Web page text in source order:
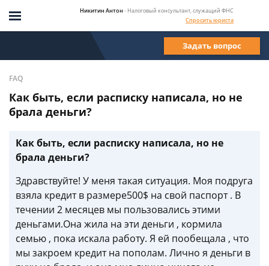
Никитин Антон - Налоговый консультант, служащий ФНС
Спросить юриста
Задать вопрос
FAQ
Как быть, если расписку написала, но не
брала деньги?
Как быть, если расписку написала, но не
брала деньги?
Здравствуйте! У меня такая ситуация. Моя подруга
взяла кредит в размере500$ на свой паспорт . В
течении 2 месяцев мы пользовались этими
деньгами.Она жила на эти деньги , кормила
семью , пока искала работу. Я ей пообещала , что
мы закроем кредит на пополам. Лично я деньги в